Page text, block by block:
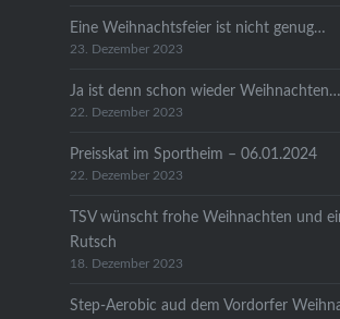
Eine Weihnachtsfeier ist nicht genug…
23. Dezember 2023
Ja ist denn schon wieder Weihnachten…
22. Dezember 2023
Preisskat im Sportheim – 06.01.2024
22. Dezember 2023
TSV wünscht frohe Weihnachten und
Rutsch
18. Dezember 2023
Step-Aerobic aud dem Vordorfer